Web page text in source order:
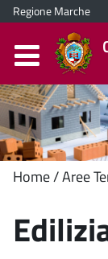
Regione Marche
Home Aree